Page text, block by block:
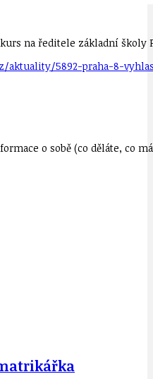
na ředitele základní
aktuality/5892-praha-8-
o sobě (co děláte, co